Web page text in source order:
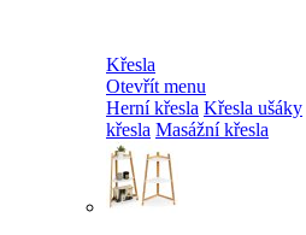
Křesla
Otevřít menu
Herní křesla Křesla ušáky
křesla Masážní křesla